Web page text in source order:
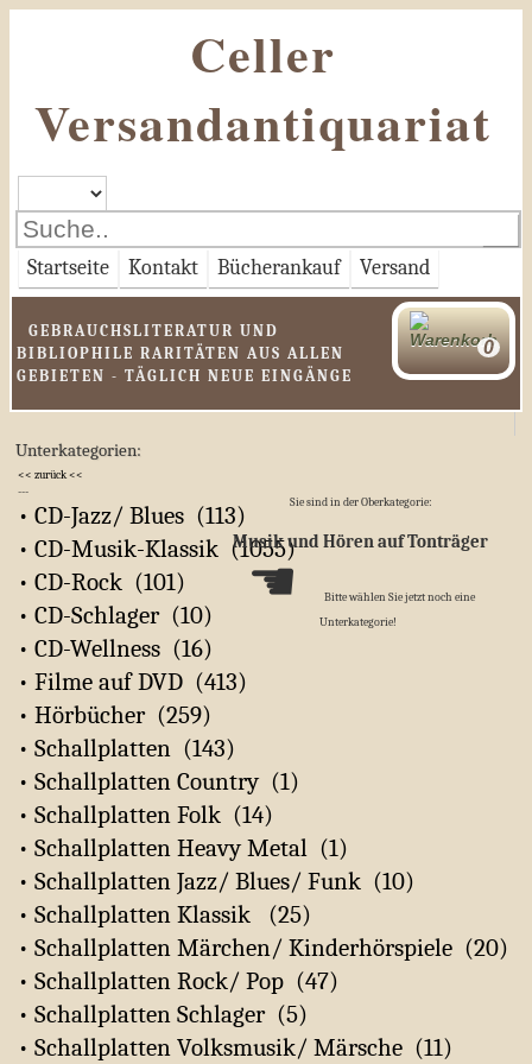
Celler
Versandantiquariat
Startseite Kontakt Bücherankauf Versand
GEBRAUCHSLITERATUR UND
BIBLIOPHILE RARITÄTEN AUS ALLEN
GEBIETEN - TÄGLICH NEUE EINGÄNGE
Unterkategorien:
<< zurück <<
---
• CD-Jazz/ Blues (113)
• CD-Musik-Klassik (1055)
• CD-Rock (101)
• CD-Schlager (10)
• CD-Wellness (16)
• Filme auf DVD (413)
• Hörbücher (259)
• Schallplatten (143)
• Schallplatten Country (1)
• Schallplatten Folk (14)
• Schallplatten Heavy Metal (1)
• Schallplatten Jazz/ Blues/ Funk (10)
• Schallplatten Klassik (25)
• Schallplatten Märchen/ Kinderhörspiele (20)
• Schallplatten Rock/ Pop (47)
• Schallplatten Schlager (5)
• Schallplatten Volksmusik/ Märsche (11)
Sie sind in der Oberkategorie:
Musik und Hören auf Tonträger
☚
Bitte wählen Sie jetzt noch eine
Unterkategorie!